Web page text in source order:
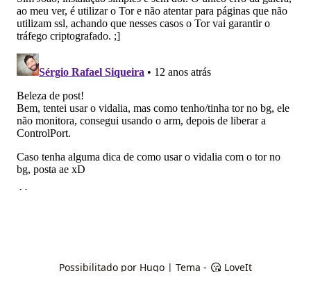
Possibilitado por Hugo| Tema -
LoveIt